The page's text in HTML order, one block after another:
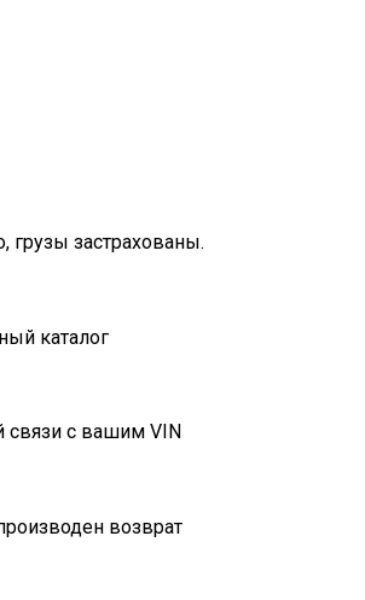
грузы застрахованы.
каталог
связи с вашим VIN
возврат